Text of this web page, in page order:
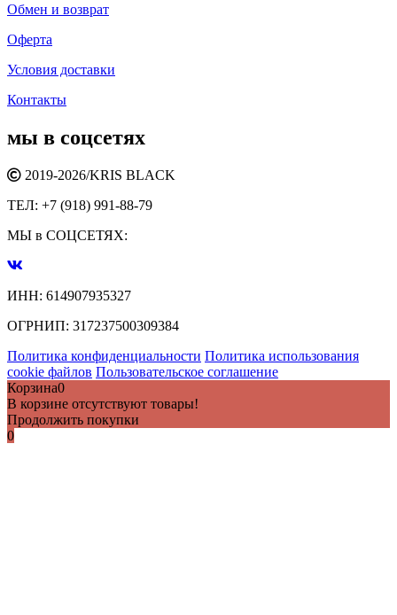
Обмен и возврат
Оферта
Условия доставки
Контакты
мы в соцсетях
2019-2026/KRIS BLACK
ТЕЛ: +7 (918) 991-88-79
МЫ в СОЦСЕТЯХ:
ИНН: 614907935327
ОГРНИП: 317237500309384
Политика конфиденциальности Политика использования
cookie файлов Пользовательское соглашение
Корзина0
В корзине отсутствуют товары!
Продолжить покупки
0